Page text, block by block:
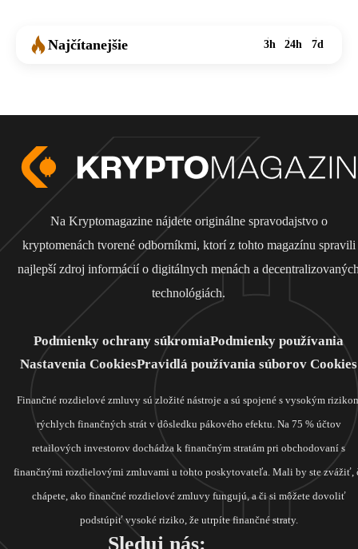
Najčítanejšie 3h 24h 7d
Na Kryptomagazine nájdete originálne spravodajstvo o
kryptomenách tvorené odborníkmi, ktorí z tohto magazínu spravili
najlepší zdroj informácií o digitálnych menách a
technológiách.
Podmienky ochrany súkromiaPodmienky používania
Nastavenia CookiesPravidlá používania súborov Cookies
Finančné rozdielové zmluvy sú zložité nástroje a sú spojené s vysokým
rýchlych finančných strát v dôsledku pákového efektu. Na 75 % účtov
retailových investorov dochádza k finančným stratám pri obchodovaní s
finančnými rozdielovými zmluvami u tohto poskytovateľa. Mali by ste zvážiť,
chápete, ako finančné rozdielové zmluvy fungujú, a či si môžete dovoliť
podstúpiť vysoké riziko, že utrpíte finančné straty.
Sleduj nás: